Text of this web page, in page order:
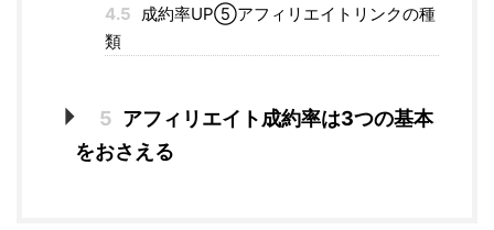
4.5 成約率UP⑤アフィリエイトリンクの種
類
5 アフィリエイト成約率は3つの基本
をおさえる